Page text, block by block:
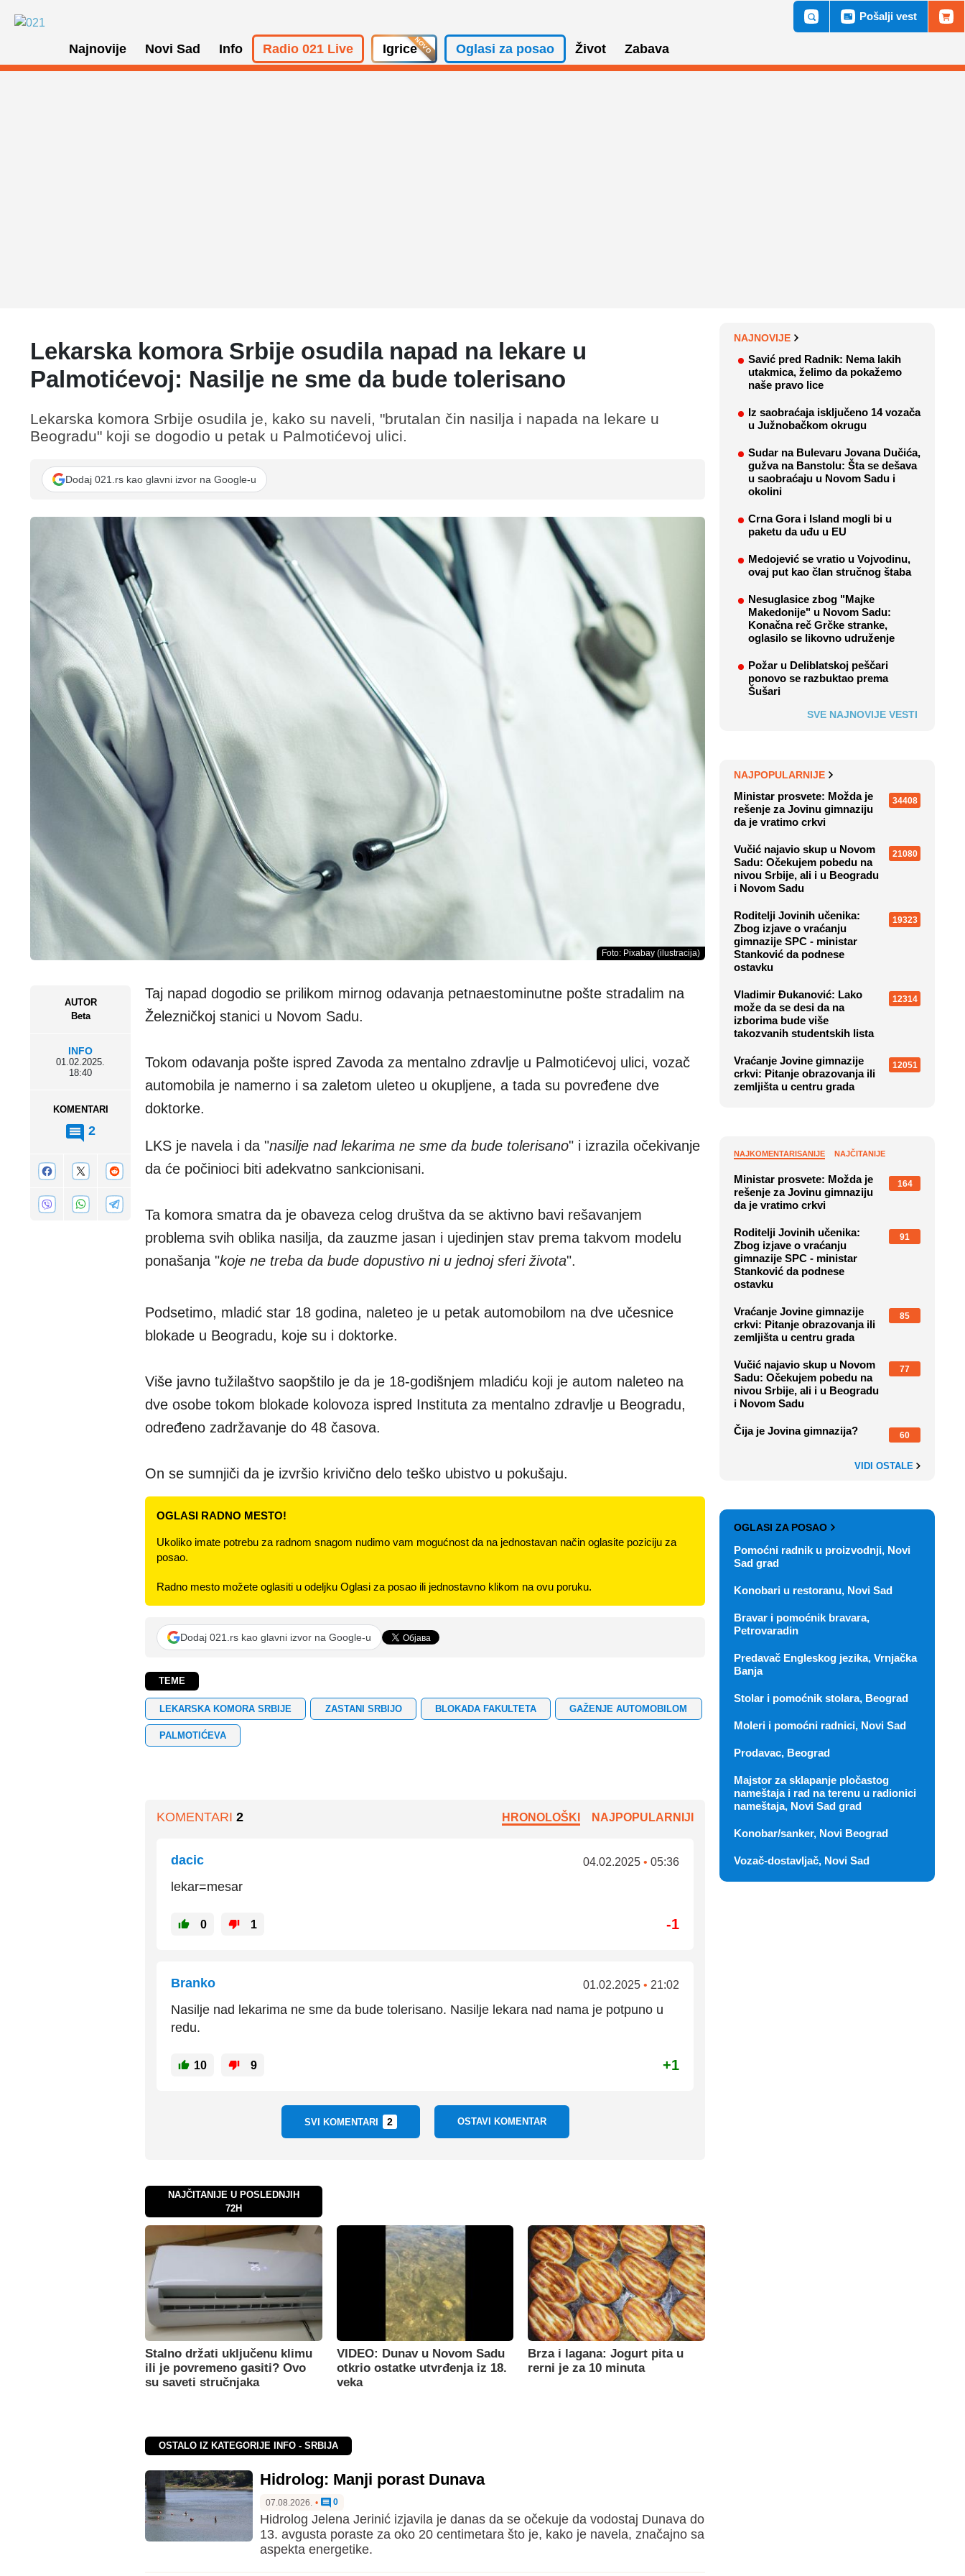
Najnovije Novi Sad Info Radio 021 Live Igrice Oglasi za posao Život Zabava
Pošalji vest
Lekarska komora Srbije osudila napad na lekare u
Palmotićevoj: Nasilje ne sme da bude tolerisano
AUTOR
Beta
INFO
01.02.2025.
18:40
KOMENTARI
2
Lekarska komora Srbije osudila je, kako su naveli, "brutalan čin nasilja i napada na lekare u
Beogradu" koji se dogodio u petak u Palmotićevoj ulici.
Dodaj 021.rs kao glavni izvor na Google-u
Foto: Pixabay (ilustracija)
Taj napad dogodio se prilikom mirnog odavanja petnaestominutne pošte stradalim na
Železničkoj stanici u Novom Sadu.
Tokom odavanja pošte ispred Zavoda za mentalno zdravlje u Palmotićevoj ulici, vozač
automobila je namerno i sa zaletom uleteo u okupljene, a tada su povređene dve
doktorke.
LKS je navela i da "nasilje nad lekarima ne sme da bude tolerisano" i izrazila očekivanje
da će počinioci biti adekvatno sankcionisani.
Ta komora smatra da je obaveza celog društva da se aktivno bavi rešavanjem
problema svih oblika nasilja, da zauzme jasan i ujedinjen stav prema takvom modelu
ponašanja "koje ne treba da bude dopustivo ni u jednoj sferi života".
Podsetimo, mladić star 18 godina, naleteo je u petak automobilom na dve učesnice
blokade u Beogradu, koje su i doktorke.
Više javno tužilaštvo saopštilo je da je 18-godišnjem mladiću koji je autom naleteo na
dve osobe tokom blokade kolovoza ispred Instituta za mentalno zdravlje u Beogradu,
određeno zadržavanje do 48 časova.
On se sumnjiči da je izvršio krivično delo teško ubistvo u pokušaju.
OGLASI RADNO MESTO!
Ukoliko imate potrebu za radnom snagom nudimo vam mogućnost da na jednostavan način oglasite poziciju za
posao.
Radno mesto možete oglasiti u odeljku Oglasi za posao ili jednostavno klikom na ovu poruku.
Dodaj 021.rs kao glavni izvor na Google-u
TEME
LEKARSKA KOMORA SRBIJE ZASTANI SRBIJO BLOKADA FAKULTETA GAŽENJE AUTOMOBILOM
PALMOTIĆEVA
KOMENTARI 2 HRONOLOŠKI NAJPOPULARNIJI
dacic 04.02.2025 • 05:36
lekar=mesar
0 1 -1
Branko 01.02.2025 • 21:02
Nasilje nad lekarima ne sme da bude tolerisano. Nasilje lekara nad nama je potpuno u
redu.
10 9 +1
SVI KOMENTARI 2 OSTAVI KOMENTAR
NAJČITANIJE U POSLEDNJIH
72H
Stalno držati uključenu klimu
ili je povremeno gasiti? Ovo
su saveti stručnjaka
VIDEO: Dunav u Novom Sadu
otkrio ostatke utvrđenja iz 18.
veka
Brza i lagana: Jogurt pita u
rerni je za 10 minuta
OSTALO IZ KATEGORIJE INFO - SRBIJA
Hidrolog: Manji porast Dunava
07.08.2026. • 0
Hidrolog Jelena Jerinić izjavila je danas da se očekuje da vodostaj Dunava do
13. avgusta poraste za oko 20 centimetara što je, kako je navela, značajno sa
aspekta energetike.
NAJNOVIJE
Savić pred Radnik: Nema lakih
utakmica, želimo da pokažemo
naše pravo lice
Iz saobraćaja isključeno 14 vozača
u Južnobačkom okrugu
Sudar na Bulevaru Jovana Dučića,
gužva na Banstolu: Šta se dešava
u saobraćaju u Novom Sadu i
okolini
Crna Gora i Island mogli bi u
paketu da uđu u EU
Medojević se vratio u Vojvodinu,
ovaj put kao član stručnog štaba
Nesuglasice zbog "Majke
Makedonije" u Novom Sadu:
Konačna reč Grčke stranke,
oglasilo se likovno udruženje
Požar u Deliblatskoj peščari
ponovo se razbuktao prema
Šušari
SVE NAJNOVIJE VESTI
NAJPOPULARNIJE
Ministar prosvete: Možda je
rešenje za Jovinu gimnaziju
da je vratimo crkvi
34408
Vučić najavio skup u Novom
Sadu: Očekujem pobedu na
nivou Srbije, ali i u Beogradu
i Novom Sadu
21080
Roditelji Jovinih učenika:
Zbog izjave o vraćanju
gimnazije SPC - ministar
Stanković da podnese
ostavku
19323
Vladimir Đukanović: Lako
može da se desi da na
izborima bude više
takozvanih studentskih lista
12314
Vraćanje Jovine gimnazije
crkvi: Pitanje obrazovanja ili
zemljišta u centru grada
12051
NAJKOMENTARISANIJE NAJČITANIJE
Ministar prosvete: Možda je
rešenje za Jovinu gimnaziju
da je vratimo crkvi
164
Roditelji Jovinih učenika:
Zbog izjave o vraćanju
gimnazije SPC - ministar
Stanković da podnese
ostavku
91
Vraćanje Jovine gimnazije
crkvi: Pitanje obrazovanja ili
zemljišta u centru grada
85
Vučić najavio skup u Novom
Sadu: Očekujem pobedu na
nivou Srbije, ali i u Beogradu
i Novom Sadu
77
Čija je Jovina gimnazija? 60
VIDI OSTALE
OGLASI ZA POSAO
Pomoćni radnik u proizvodnji, Novi
Sad grad
Konobari u restoranu, Novi Sad
Bravar i pomoćnik bravara,
Petrovaradin
Predavač Engleskog jezika, Vrnjačka
Banja
Stolar i pomoćnik stolara, Beograd
Moleri i pomoćni radnici, Novi Sad
Prodavac, Beograd
Majstor za sklapanje pločastog
nameštaja i rad na terenu u radionici
nameštaja, Novi Sad grad
Konobar/sanker, Novi Beograd
Vozač-dostavljač, Novi Sad